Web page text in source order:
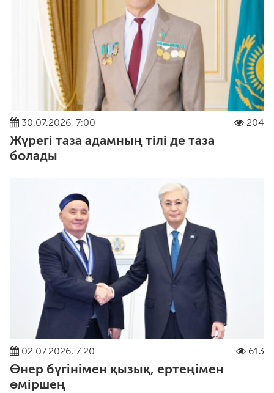
30.07.2026, 7:00 204
Жүрегі таза адамның тілі де таза
болады
02.07.2026, 7:20 613
Өнер бүгінімен қызық, ертеңімен
өміршең